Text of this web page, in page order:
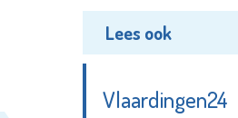
Lees ook
Vlaardingen24